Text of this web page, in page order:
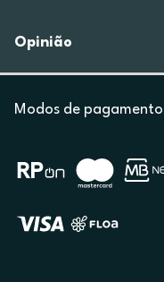
Opinião
Modos de